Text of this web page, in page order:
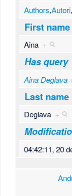
Authors,Autori,
First name
Aina +
Has query
Aina Deglava
Last name
Deglava +
04:42:11, 20